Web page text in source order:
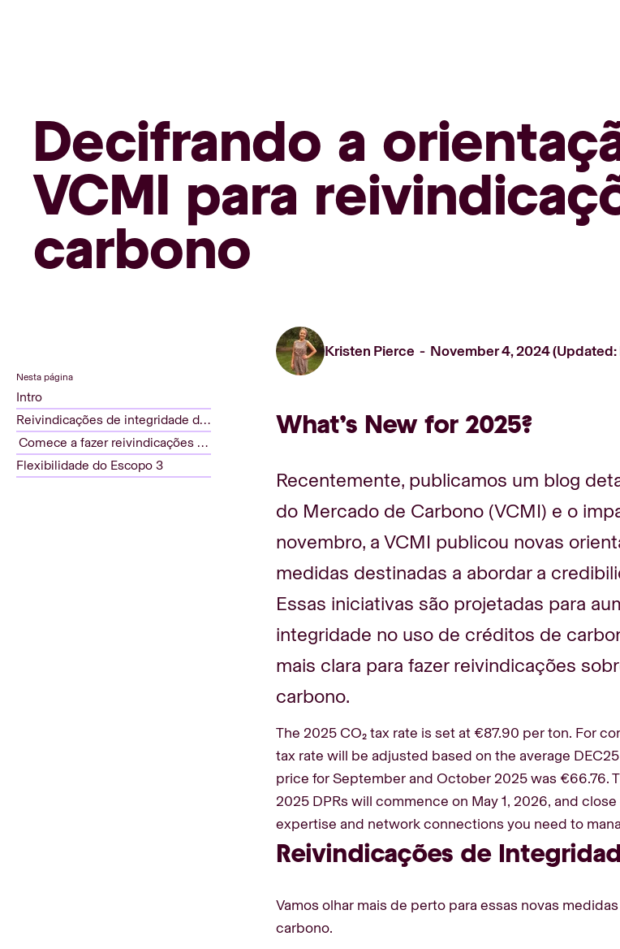
Decifrando a
VCMI para
carbono
Nesta página
Intro
Reivindicações de integridade de carbono
Comece a fazer reivindicações da VCMI
Flexibilidade do Escopo 3
Kristen Pierce November 4, 2024 (Updated:
What’s New for 2025?
Recentemente, publicamos um blog
do Mercado de Carbono (VCMI) e o
novembro, a VCMI publicou novas
medidas destinadas a abordar a
Essas iniciativas são projetadas para
integridade no uso de créditos de
mais clara para fazer reivindicações
carbono.
The 2025 CO₂ tax rate is set at €87.90 per ton. For
tax rate will be adjusted based on the average
price for September and October 2025 was €66.76.
2025 DPRs will commence on May 1, 2026, and
expertise and network connections you need to
Reivindicações de
Vamos olhar mais de perto para essas novas
carbono.